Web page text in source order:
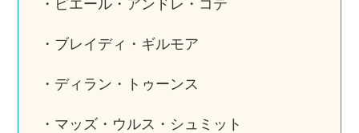
・ピエール・アンドレ・コテ
・ブレイディ・ギルモア
・ディラン・トゥーンス
・マッズ・ウルス・シュミット